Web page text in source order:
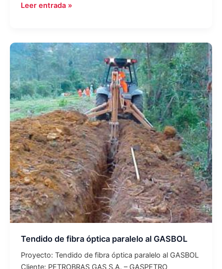
Leer entrada »
Tendido de fibra óptica paralelo al GASBOL
Proyecto: Tendido de fibra óptica paralelo al GASBOL
Cliente: PETROBRAS GAS S.A. – GASPETRO
Tendido
de
óptica
paralelo
al
GASBOL